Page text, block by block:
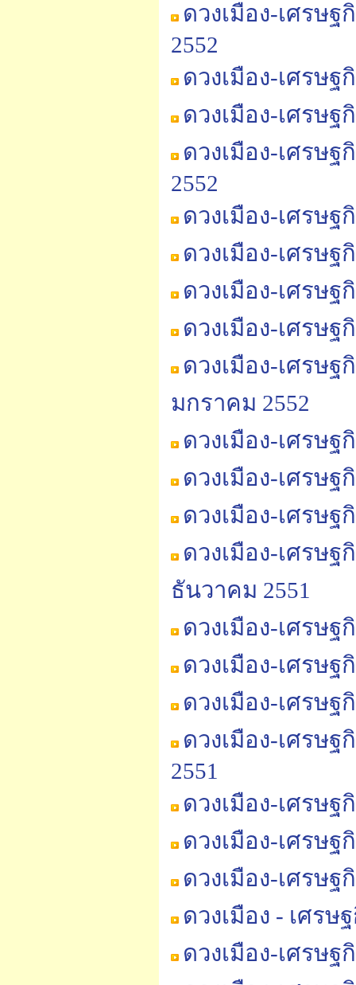
ดวงเมือง-เศรษ
2552
ดวงเมือง-เศรษ
ดวงเมือง-เศรษ
ดวงเมือง-เศรษ
2552
ดวงเมือง-เศรษ
ดวงเมือง-เศรษ
ดวงเมือง-เศรษ
ดวงเมือง-เศรษ
ดวงเมือง-เศรษ
มกราคม 2552
ดวงเมือง-เศรษ
ดวงเมือง-เศรษ
ดวงเมือง-เศรษ
ดวงเมือง-เศรษ
ธันวาคม 2551
ดวงเมือง-เศรษ
ดวงเมือง-เศรษ
ดวงเมือง-เศรษ
ดวงเมือง-เศรษ
2551
ดวงเมือง-เศรษ
ดวงเมือง-เศรษ
ดวงเมือง-เศรษ
ดวงเมือง - เศร
ดวงเมือง-เศรษ